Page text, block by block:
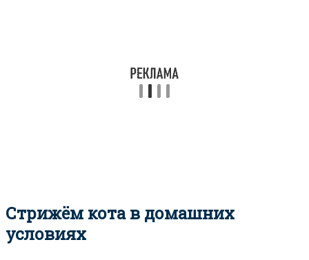
Стрижём кота в домашних
условиях